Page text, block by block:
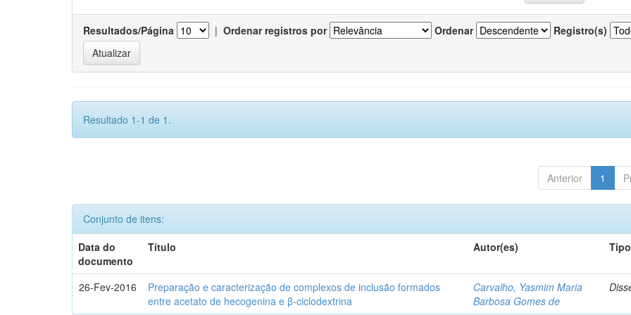
Resultados/Página | Ordenar registros por Ordenar Registro(s)
Resultado 1-1 de 1.
Anterior 1
Conjunto de itens:
Data do
documento
Título Autor(es) Tipo
26-Fev-2016
Preparação e caracterização de complexos de inclusão formados
entre acetato de hecogenina e β-ciclodextrina
Carvalho, Yasmim Maria
Barbosa Gomes de